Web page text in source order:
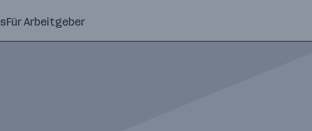
Für Arbeitgeber